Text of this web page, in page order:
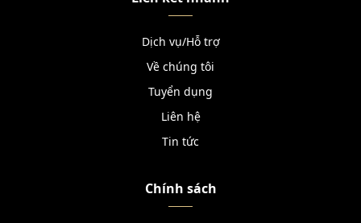
Dịch vụ/Hỗ trợ
Về chúng tôi
Tuyển dụng
Liên hệ
Tin tức
Chính sách